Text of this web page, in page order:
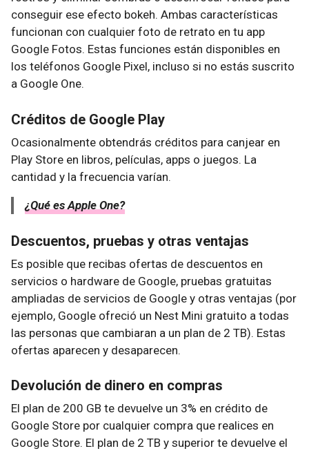
conseguir ese efecto bokeh. Ambas características
funcionan con cualquier foto de retrato en tu app
Google Fotos. Estas funciones están disponibles en
los teléfonos Google Pixel, incluso si no estás suscrito
a Google One.
Créditos de Google Play
Ocasionalmente obtendrás créditos para canjear en
Play Store en libros, películas, apps o juegos. La
cantidad y la frecuencia varían.
¿Qué es Apple One?
Descuentos, pruebas y otras ventajas
Es posible que recibas ofertas de descuentos en
servicios o hardware de Google, pruebas gratuitas
ampliadas de servicios de Google y otras ventajas (por
ejemplo, Google ofreció un Nest Mini gratuito a todas
las personas que cambiaran a un plan de 2 TB). Estas
ofertas aparecen y desaparecen.
Devolución de dinero en compras
El plan de 200 GB te devuelve un 3% en crédito de
Google Store por cualquier compra que realices en
Google Store. El plan de 2 TB y superior te devuelve el